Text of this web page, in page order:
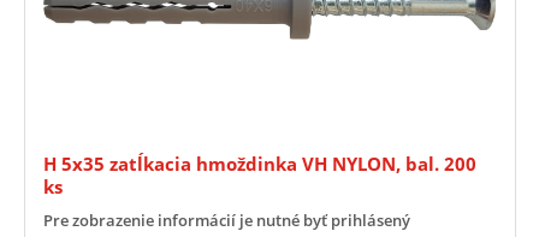
H 5x35 zatĺkacia hmoždinka VH NYLON, bal. 200
ks
Pre zobrazenie informácií je nutné byť prihlásený